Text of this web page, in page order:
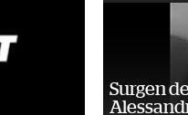
Surgen